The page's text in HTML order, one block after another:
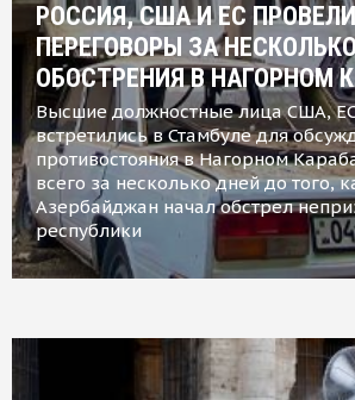
РОССИЯ, США И ЕС
ПЕРЕГОВОРЫ ЗА
ОБОСТРЕНИЯ В НАГОРНОМ
Высшие должностные лица США,
встретились в Стамбуле для
противостояния в Нагорном
всего за несколько дней до того,
Азербайджан начал обстрел
республики